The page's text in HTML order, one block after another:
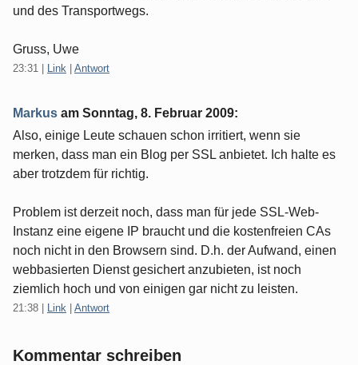
und des Transportwegs.
Gruss, Uwe
23:31 Link Antwort
Markus am Sonntag, 8. Februar 2009:
Also, einige Leute schauen schon irritiert, wenn sie
merken, dass man ein Blog per SSL anbietet. Ich halte es
aber trotzdem für richtig.
Problem ist derzeit noch, dass man für jede SSL-Web-
Instanz eine eigene IP braucht und die kostenfreien CAs
noch nicht in den Browsern sind. D.h. der Aufwand, einen
webbasierten Dienst gesichert anzubieten, ist noch
ziemlich hoch und von einigen gar nicht zu leisten.
21:38 Link Antwort
Kommentar schreiben